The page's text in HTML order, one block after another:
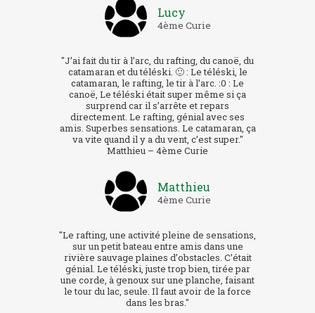
Lucy
4ème Curie
"J’ai fait du tir à l’arc, du rafting, du canoë, du
catamaran et du téléski. 🙂 : Le téléski, le
catamaran, le rafting, le tir à l’arc. :0 : Le
canoë, Le téléski était super même si ça
surprend car il s’arrête et repars
directement. Le rafting, génial avec ses
amis. Superbes sensations. Le catamaran, ça
va vite quand il y a du vent, c’est super."
Matthieu – 4ème Curie
Matthieu
4ème Curie
"Le rafting, une activité pleine de sensations,
sur un petit bateau entre amis dans une
rivière sauvage plaines d’obstacles. C’était
génial. Le téléski, juste trop bien, tirée par
une corde, à genoux sur une planche, faisant
le tour du lac, seule. Il faut avoir de la force
dans les bras."